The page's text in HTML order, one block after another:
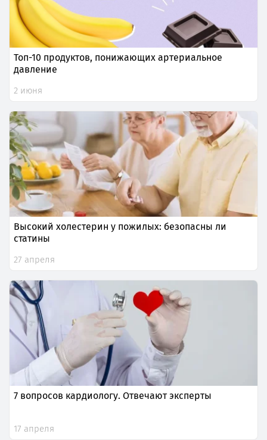
Топ-10 продуктов, понижающих артериальное
давление
2 июня
Высокий холестерин у пожилых: безопасны ли
статины
27 апреля
7 вопросов кардиологу. Отвечают эксперты
17 апреля